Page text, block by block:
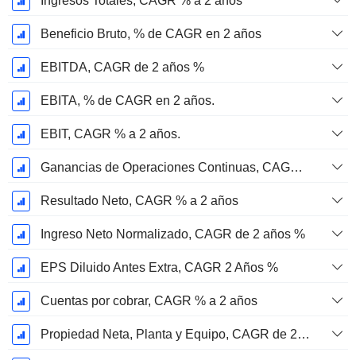
Beneficio Bruto, % de CAGR en 2 años
EBITDA, CAGR de 2 años %
EBITA, % de CAGR en 2 años.
EBIT, CAGR % a 2 años.
Ganancias de Operaciones Continuas, CAGR % en 2 años
Resultado Neto, CAGR % a 2 años
Ingreso Neto Normalizado, CAGR de 2 años %
EPS Diluido Antes Extra, CAGR 2 Años %
Cuentas por cobrar, CAGR % a 2 años
Propiedad Neta, Planta y Equipo, CAGR de 2 años %